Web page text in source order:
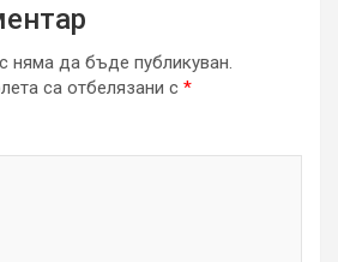
няма да бъде публикуван.
са отбелязани с *